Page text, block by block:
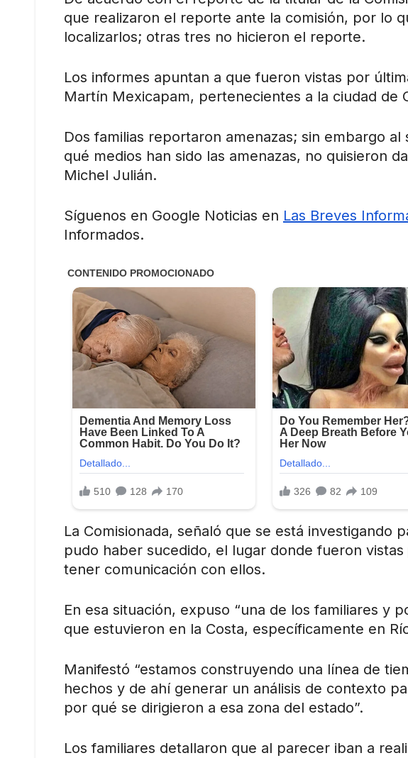
que realizaron el reporte ante la comisión, por lo
localizarlos; otras tres no hicieron el reporte.
Los informes apuntan a que fueron vistas por
Martín Mexicapam, pertenecientes a la ciudad de
Dos familias reportaron amenazas; sin embargo
qué medios han sido las amenazas, no quisieron
Michel Julián.
Síguenos en Google Noticias en Las Breves
Informados.
La Comisionada, señaló que se está investigando
pudo haber sucedido, el lugar donde fueron
tener comunicación con ellos.
En esa situación, expuso “una de los familiares y
que estuvieron en la Costa, específicamente en
Manifestó “estamos construyendo una línea de
hechos y de ahí generar un análisis de contexto
por qué se dirigieron a esa zona del estado”.
Los familiares detallaron que al parecer iban a